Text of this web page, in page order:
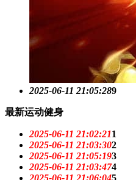
2025-06-11 21:05:289
最新运动健身
2025-06-11 21:02:211
2025-06-11 21:03:302
2025-06-11 21:05:193
2025-06-11 21:03:474